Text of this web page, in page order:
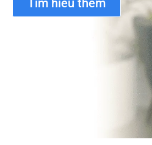
Tìm hiểu thêm